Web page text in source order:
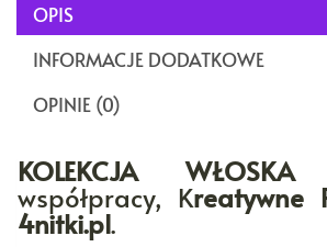
OPIS
INFORMACJE DODATKOWE
OPINIE (0)
KOLEKCJA WŁOSKA
współpracy, Kreatywne
4nitki.pl.